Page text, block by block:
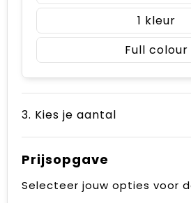
1
Full colour
3. Kies je aantal
Prijsopgave
Selecteer jouw opties voor